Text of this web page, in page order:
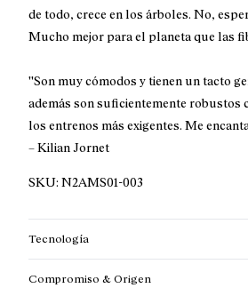
de todo, crece en los árboles. No,
Mucho mejor para el planeta que las
''Son muy cómodos y tienen un tacto
además son suficientemente robustos
los entrenos más exigentes. Me
– Kilian Jornet
SKU: N2AMS01-003
Tecnología
Compromiso & Origen